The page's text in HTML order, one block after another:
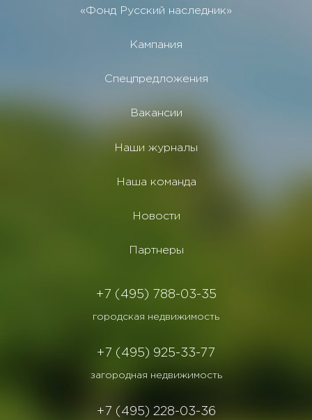
«Фонд Русский наследник»
Кампания
Спецпредложения
Вакансии
Наши журналы
Наша команда
Новости
Партнеры
+7 (495) 788-03-35
городская недвижимость
+7 (495) 925-33-77
загородная недвижимость
+7 (495) 228-03-36